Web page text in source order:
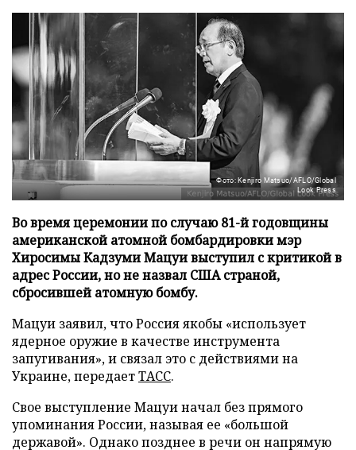
Фото: Kenjiro Matsuo/AFLO/Global
Look Press
Во время церемонии по случаю 81-й годовщины
американской атомной бомбардировки мэр
Хиросимы Кадзуми Мацуи выступил с критикой в
адрес России, но не назвал США страной,
сбросившей атомную бомбу.
Мацуи заявил, что Россия якобы «использует
ядерное оружие в качестве инструмента
запугивания», и связал это с действиями на
Украине, передаетТАСС.
Свое выступление Мацуи начал без прямого
упоминания России, называя ее «большой
державой». Однако позднее в речи он напрямую